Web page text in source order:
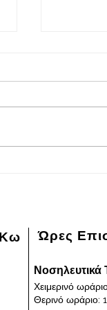
08/08/
Κω Ώρες
Νοσηλευτικά
Χειμερινό
Θερινό ωράριο: